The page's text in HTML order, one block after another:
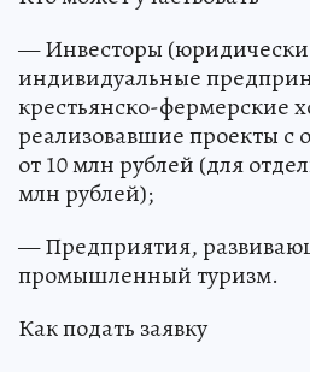
— Инвесторы
индивидуальные
крестьянско-фермерские
реализовавшие проекты с
от 10 млн рублей (для
млн рублей);
— Предприятия,
промышленный туризм.
Как подать заявку